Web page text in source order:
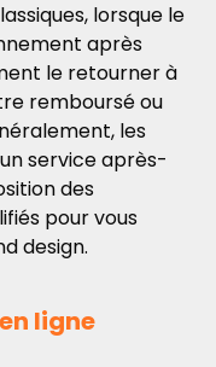
lorsque le
après
le retourner à
remboursé ou
les
service après-
des
pour vous
design.
ligne